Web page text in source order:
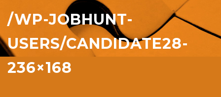
/WP-JOBHUNT-
USERS/CANDIDATE28-
236×168